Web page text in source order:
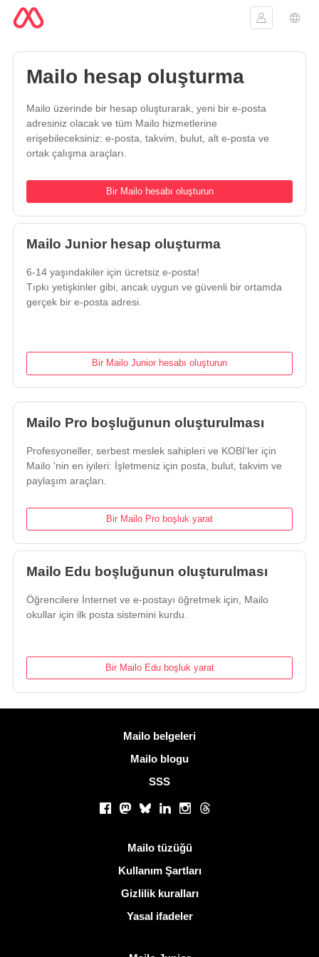
Oturum aç
Dil
Mailo hesap oluşturma
Mailo üzerinde bir hesap oluşturarak, yeni bir e-posta
adresiniz olacak ve tüm Mailo hizmetlerine
erişebileceksiniz: e-posta, takvim, bulut, alt e-posta ve
ortak çalışma araçları.
Bir Mailo hesabı oluşturun
Mailo Junior hesap oluşturma
6-14 yaşındakiler için ücretsiz e-posta!
Tıpkı yetişkinler gibi, ancak uygun ve güvenli bir ortamda
gerçek bir e-posta adresi.
Bir Mailo Junior hesabı oluşturun
Mailo Pro boşluğunun oluşturulması
Profesyoneller, serbest meslek sahipleri ve KOBİ'ler için
Mailo 'nin en iyileri: İşletmeniz için posta, bulut, takvim ve
paylaşım araçları.
Bir Mailo Pro boşluk yarat
Mailo Edu boşluğunun oluşturulması
Öğrencilere İnternet ve e-postayı öğretmek için, Mailo
okullar için ilk posta sistemini kurdu.
Bir Mailo Edu boşluk yarat
Mailo belgeleri
Mailo blogu
SSS
Facebook
Mastodon
BlueskyLinkedInInstagram
Threads
Mailo tüzüğü
Kullanım Şartları
Gizlilik kuralları
Yasal ifadeler